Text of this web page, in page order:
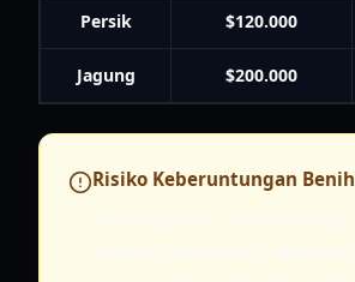
Persik $120.000
Jagung $200.000
Risiko Keberuntungan Benih